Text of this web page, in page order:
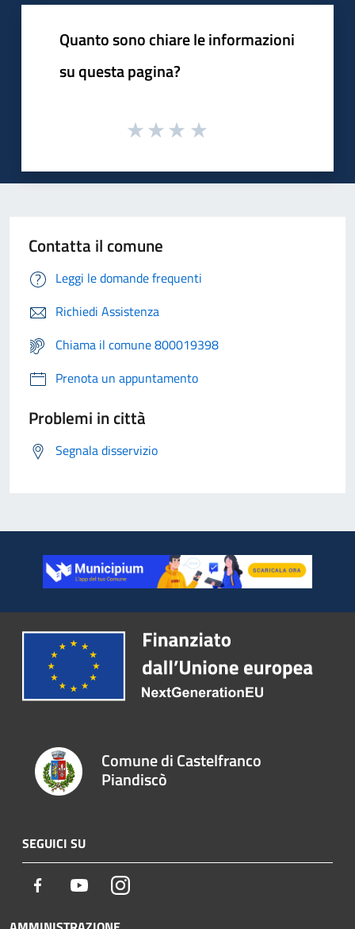
Quanto sono chiare le informazioni
su questa pagina?
Contatta il comune
Leggi le domande frequenti
Richiedi Assistenza
Chiama il comune 800019398
Prenota un appuntamento
Problemi in città
Segnala disservizio
Comune di Castelfranco
Piandiscò
SEGUICI SU
Facebook YoutubeInstagram